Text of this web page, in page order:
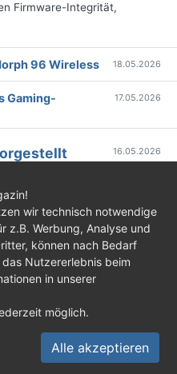
Firmware-Integrität,
96 Wireless 18.05.2026
Gaming-
17.05.2026
16.05.2026
Desktop-Leistung mit
hat die neue Generation
Blade 18 vorgestellt, die sich
nur an Gamer, sondern
Creator richtet. Das neue
hinter sich lassen
in mobiler Form bieten.
9 290HX Plus mit 24
Takt. Dazu kommt optional
soll lokale KI-Inferenz,
wir technisch notwendige
z.B. Werbung, Analyse und
können nach Bedarf
Nutzererlebnis beim
in unserer
möglich.
Alle akzeptieren